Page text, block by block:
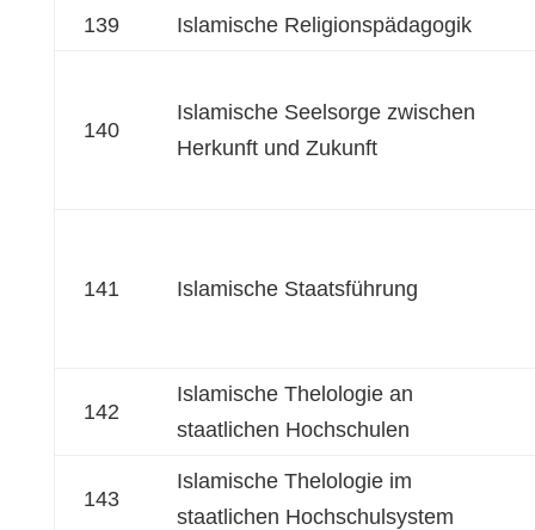
139 Islamische Religionspädagogik
140
Islamische Seelsorge zwischen
Herkunft und Zukunft
141 Islamische Staatsführung
142
Islamische Thelologie an
staatlichen Hochschulen
143
Islamische Thelologie im
staatlichen Hochschulsystem